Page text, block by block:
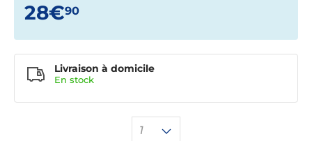
28€90
1
Livraison à domicile
En stock